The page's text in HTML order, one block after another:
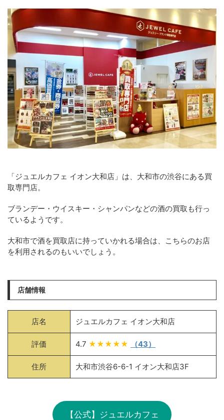
「ジュエルカフェ イオン大和店」は、大和市の渋谷にある買
取専門店。
ブランデー・ウイスキー・シャンパンなどの酒の買取も行っ
ているようです。
大和市で酒を買取店に持っていかれる場合は、こちらのお店
を利用されるのもいいでしょう。
店舗情報
店名 ジュエルカフェ イオン大和店
評価 4.7 ★★★★★ （43）
住所 大和市渋谷6-6-1 イオン大和店3F
【公式】ジュエルカフェ